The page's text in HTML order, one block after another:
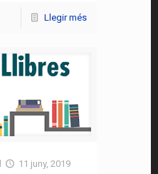
Llegir més
11 juny, 2019